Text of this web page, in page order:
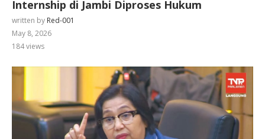
Internship di Jambi Diproses Hukum
written by Red-001
May 8, 2026
184views